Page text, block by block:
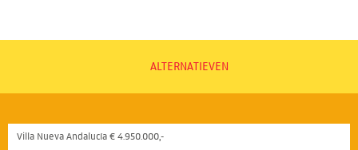
ALTERNATIEVEN
Villa Nueva Andalucía € 4.950.000,-